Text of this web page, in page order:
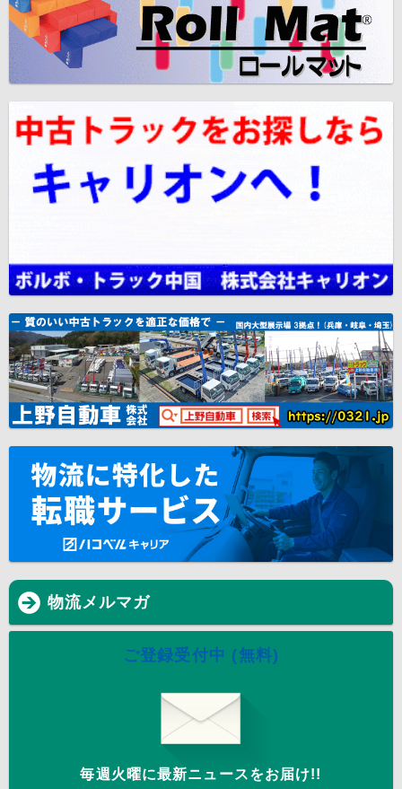
物流メルマガ
ご登録受付中 (無料)
毎週火曜に最新ニュースをお届け!!